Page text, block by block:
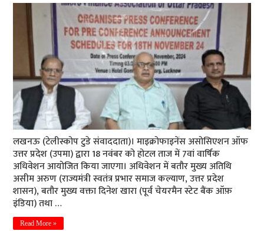
लखनऊ (टेलीस्कोप टुडे संवाददाता)। माइक्रोफाइनेंस असोसिएशन ऑफ
उत्तर प्रदेश (उपमा) द्वारा 18 नवंबर को होटल ताज में 7वां वार्षिक
अधिवेशन आयोजित किया जाएगा। अधिवेशन में बतौर मुख्य अतिथि
असीम अरुण (राज्यमंत्री स्वतंत्र प्रभार समाज कल्याण, उत्तर प्रदेश
शासन), बतौर मुख्य वक्ता दिनेश खारा (पूर्व चेयरमैन स्टेट बैंक ऑफ़
इंडिया) तथा …
Read More »